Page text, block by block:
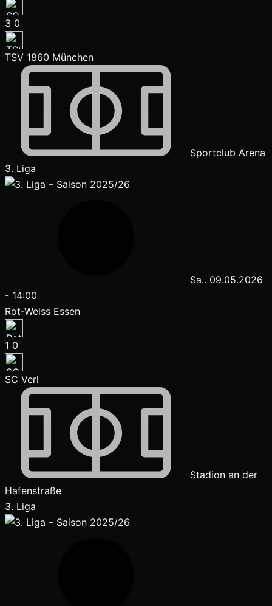
3 0
TSV 1860 München
Sportclub Arena
3. Liga
Sa.. 09.05.2026
- 14:00
Rot-Weiss Essen
1 0
SC Verl
Stadion an der
Hafenstraße
3. Liga